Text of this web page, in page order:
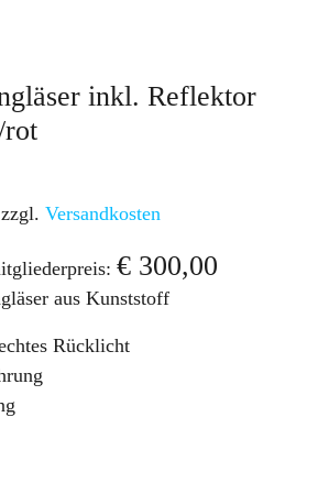
inkl. Reflektor
rot
zzgl. Versandkosten
€ 300,00
aus Kunststoff
Rücklicht